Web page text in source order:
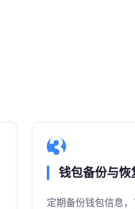
3
钱包备份与恢
定期备份钱包信息